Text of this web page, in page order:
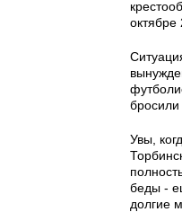
октябре
Увы,
беды -
долгие